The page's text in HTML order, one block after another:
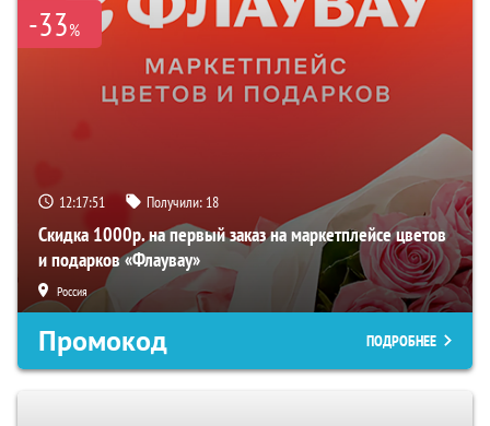
-33%
12:17:50 Получили: 18
Скидка 1000р. на первый заказ на маркетплейсе цветов
и подарков «Флаувау»
Россия
Промокод ПОДРОБНЕЕ